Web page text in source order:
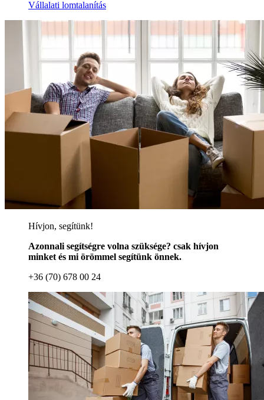
Vállalati lomtalanítás
Hívjon, segítünk!
Azonnali segítségre volna szüksége? csak hívjon
minket és mi örömmel segítünk önnek.
+36 (70) 678 00 24